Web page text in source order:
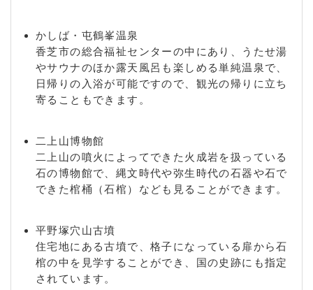
かしば・屯鶴峯温泉
香芝市の総合福祉センターの中にあり、うたせ湯
やサウナのほか露天風呂も楽しめる単純温泉で、
日帰りの入浴が可能ですので、観光の帰りに立ち
寄ることもできます。
二上山博物館
二上山の噴火によってできた火成岩を扱っている
石の博物館で、縄文時代や弥生時代の石器や石で
できた棺桶（石棺）なども見ることができます。
平野塚穴山古墳
住宅地にある古墳で、格子になっている扉から石
棺の中を見学することができ、国の史跡にも指定
されています。